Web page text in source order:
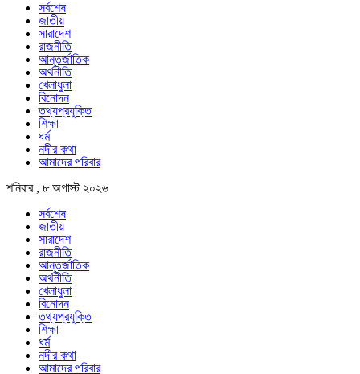
সর্বশেষ
জাতীয়
সারাদেশ
রাজনীতি
আন্তর্জাতিক
অর্থনীতি
খেলাধুলা
বিনোদন
তথ্যপ্রযুক্তি
শিক্ষা
ধর্ম
নদীর কথা
আমাদের পরিবার
শনিবার , ৮ অগাস্ট ২০২৬
সর্বশেষ
জাতীয়
সারাদেশ
রাজনীতি
আন্তর্জাতিক
অর্থনীতি
খেলাধুলা
বিনোদন
তথ্যপ্রযুক্তি
শিক্ষা
ধর্ম
নদীর কথা
আমাদের পরিবার